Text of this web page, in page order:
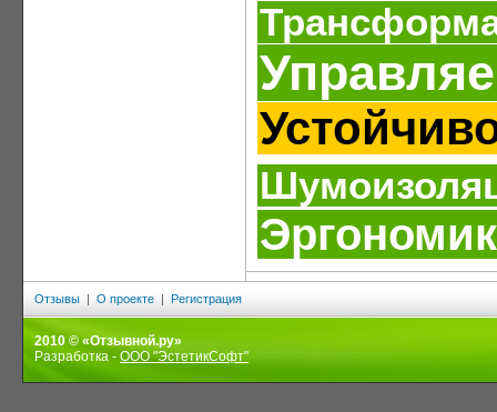
Отзывы | О проекте | Регистрация
2010 © «Отзывной.ру»
Разработка - ООО "ЭстетикСофт"